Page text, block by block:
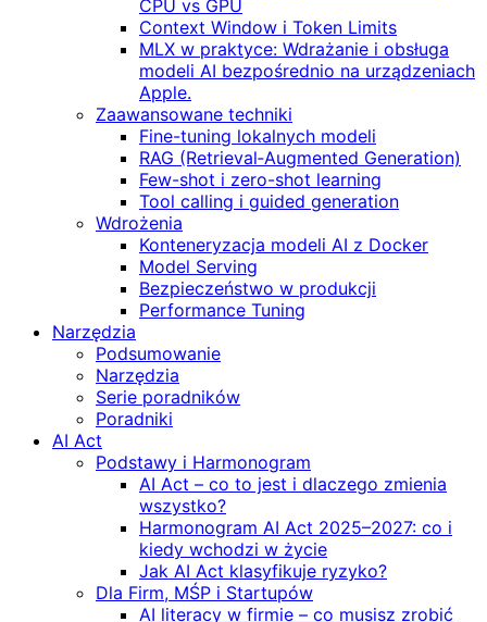
CPU vs GPU
Context Window i Token Limits
MLX w praktyce: Wdrażanie i obsługa
modeli AI bezpośrednio na urządzeniach
Apple.
Zaawansowane techniki
Fine-tuning lokalnych modeli
RAG (Retrieval‑Augmented Generation)
Few-shot i zero-shot learning
Tool calling i guided generation
Wdrożenia
Konteneryzacja modeli AI z Docker
Model Serving
Bezpieczeństwo w produkcji
Performance Tuning
Narzędzia
Podsumowanie
Narzędzia
Serie poradników
Poradniki
AI Act
Podstawy i Harmonogram
AI Act – co to jest i dlaczego zmienia
wszystko?
Harmonogram AI Act 2025–2027: co i
kiedy wchodzi w życie
Jak AI Act klasyfikuje ryzyko?
Dla Firm, MŚP i Startupów
AI literacy w firmie – co musisz zrobić